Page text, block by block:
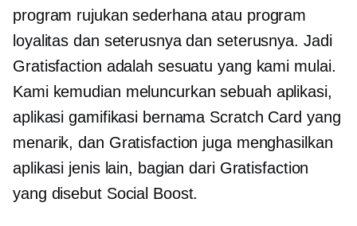
program rujukan sederhana atau program
loyalitas dan seterusnya dan seterusnya. Jadi
Gratisfaction adalah sesuatu yang kami mulai.
Kami kemudian meluncurkan sebuah aplikasi,
aplikasi gamifikasi bernama Scratch Card yang
menarik, dan Gratisfaction juga menghasilkan
aplikasi jenis lain, bagian dari Gratisfaction
yang disebut Social Boost.